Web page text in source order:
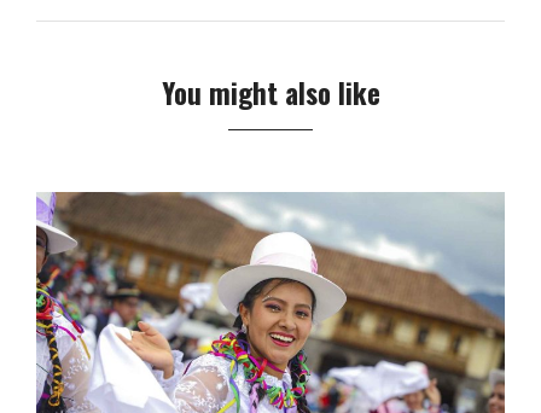
You might also like